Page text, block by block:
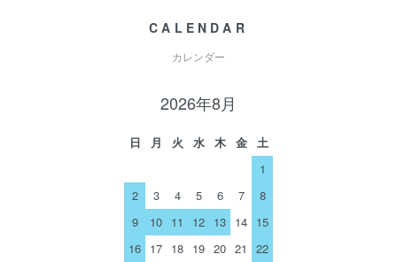
CALENDAR
カレンダー
2026年8月
日 月 火 水 木 金
土
1
2
3 4 5 6 7
8
9
10 11 12 13 14 15
16 17 18 19 20 21
22